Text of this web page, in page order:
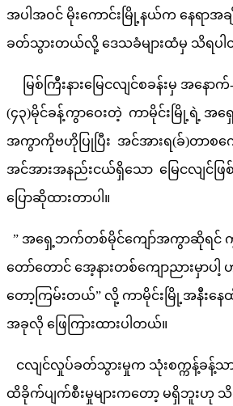
အပါအဝင် မိုးကောင်းမြို့နယ်က နေရာ
ခတ်သွားတယ်လို့ ဒေသခံများထံမှ သိရပ
မြစ်ကြီးနားမြေငလျင်စခန်းမှ အနေ
(၄၃)မိုင်ခန့်ကွာဝေးတဲ့ ကာမိုင်းမြို့ရဲ့ အ
အကွာကိုဗဟိုပြုပြီး အင်အားရ(ခ်)တာစက
အင်အားအနည်းငယ်ရှိသော မြေငလျင်
ပြောဆိုထားတာပါ။
” အရှေ့ဘက်တစ်မိုင်ကျော်အကွာဆိုရင် က
တော်တောင် အေ့နားတစ်ကျောညားမှာ
တော့ကြမ်းတယ်” လို့ ကာမိုင်းမြို့အနီး
အခုလို ဖြေကြားထားပါတယ်။
ငလျင်လှုပ်ခတ်သွားမှုက သုံးစက္ကန့်ခန့်သာ
ထိခိုက်ပျက်စီးမှုများကတော့ မရှိဘူးဟု